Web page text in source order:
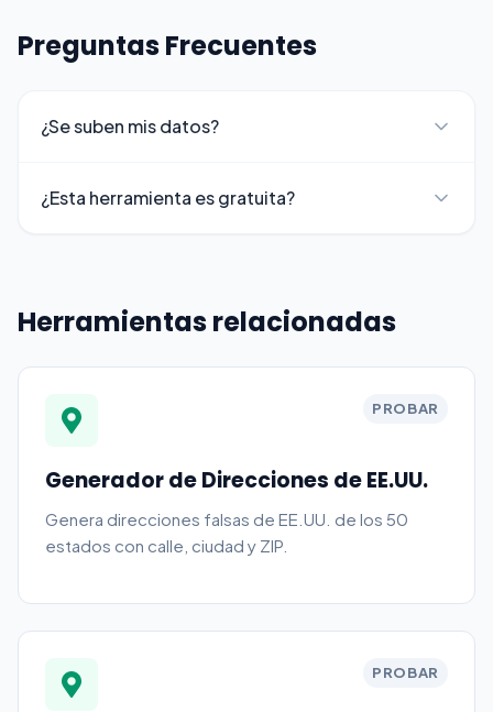
Preguntas Frecuentes
¿Se suben mis datos?
¿Esta herramienta es gratuita?
Herramientas relacionadas
PROBAR
Generador de Direcciones de EE.UU.
Genera direcciones falsas de EE.UU. de los 50
estados con calle, ciudad y ZIP.
PROBAR